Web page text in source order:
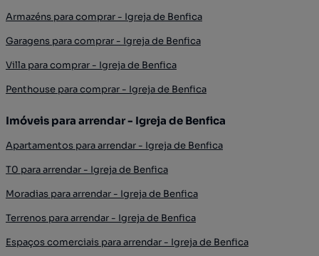
Armazéns para comprar - Igreja de Benfica
Garagens para comprar - Igreja de Benfica
Villa para comprar - Igreja de Benfica
Penthouse para comprar - Igreja de Benfica
Imóveis para arrendar - Igreja de Benfica
Apartamentos para arrendar - Igreja de Benfica
T0 para arrendar - Igreja de Benfica
Moradias para arrendar - Igreja de Benfica
Terrenos para arrendar - Igreja de Benfica
Espaços comerciais para arrendar - Igreja de Benfica